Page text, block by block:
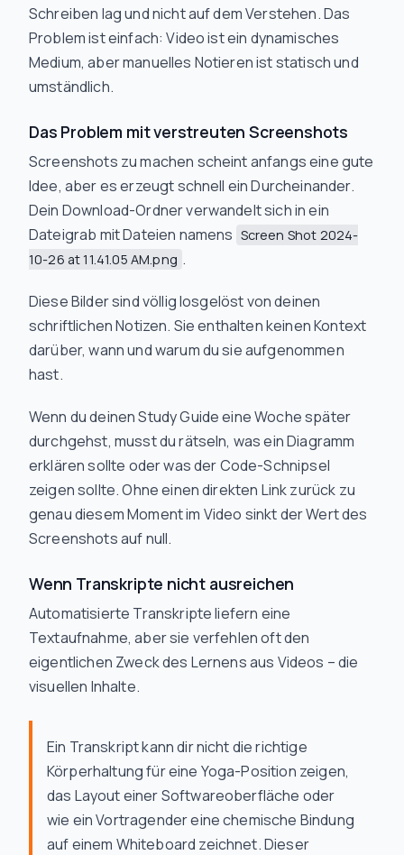
Schreiben lag und nicht auf dem Verstehen. Das
Problem ist einfach: Video ist ein dynamisches
Medium, aber manuelles Notieren ist statisch und
umständlich.
Das Problem mit verstreuten Screenshots
Screenshots zu machen scheint anfangs eine gute
Idee, aber es erzeugt schnell ein Durcheinander.
Dein Download-Ordner verwandelt sich in ein
Dateigrab mit Dateien namens Screen Shot 2024-
10-26 at 11.41.05 AM.png .
Diese Bilder sind völlig losgelöst von deinen
schriftlichen Notizen. Sie enthalten keinen Kontext
darüber, wann und warum du sie aufgenommen
hast.
Wenn du deinen Study Guide eine Woche später
durchgehst, musst du rätseln, was ein Diagramm
erklären sollte oder was der Code-Schnipsel
zeigen sollte. Ohne einen direkten Link zurück zu
genau diesem Moment im Video sinkt der Wert des
Screenshots auf null.
Wenn Transkripte nicht ausreichen
Automatisierte Transkripte liefern eine
Textaufnahme, aber sie verfehlen oft den
eigentlichen Zweck des Lernens aus Videos – die
visuellen Inhalte.
Ein Transkript kann dir nicht die richtige
Körperhaltung für eine Yoga-Position zeigen,
das Layout einer Softwareoberfläche oder
wie ein Vortragender eine chemische Bindung
auf einem Whiteboard zeichnet. Dieser